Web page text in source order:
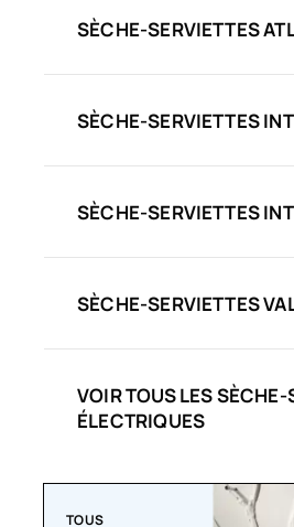
SÈCHE-SERVIETTES
SÈCHE-SERVIETTES
SÈCHE-SERVIETTES
SÈCHE-SERVIETTES
VOIR TOUS LES SÈCHE-
ÉLECTRIQUES
TOUS